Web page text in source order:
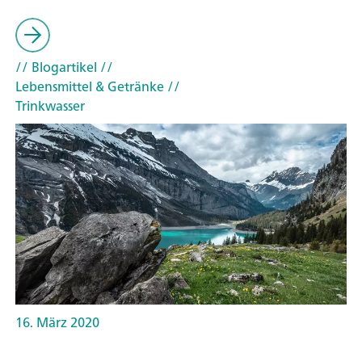
// Blogartikel //
Lebensmittel & Getränke//
Trinkwasser
16. März 2020